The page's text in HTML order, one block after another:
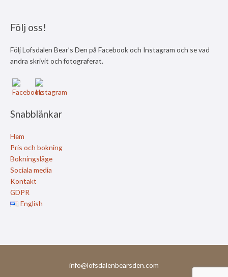
Följ oss!
Följ Lofsdalen Bear’s Den på Facebook och Instagram och se vad
andra skrivit och fotograferat.
Snabblänkar
Hem
Pris och bokning
Bokningsläge
Sociala media
Kontakt
GDPR
English
info@lofsdalenbearsden.com